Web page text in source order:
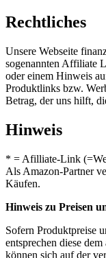
Rechtliches
Unsere Webseite
sogenannten Affiliate
oder einem Hinweis
Produktlinks bzw.
Betrag, der uns hilft,
Hinweis
* = Afilliate-Link
Als Amazon-Partner
Käufen.
Hinweis zu Preisen
Sofern Produktpreise
entsprechen diese
können sich auf der